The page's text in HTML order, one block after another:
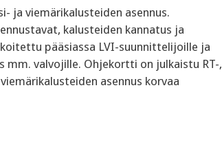
ja viemärikalusteiden asennus‍.
kalusteiden kannatus ja
pääsiassa LVI-suunnittelijoille ja
valvojille. Ohjekortti on julkaistu RT-,
asennus‍ korvaa